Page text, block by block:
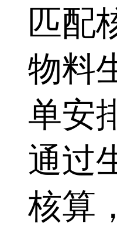
匹配
物料
单安
通过
核算